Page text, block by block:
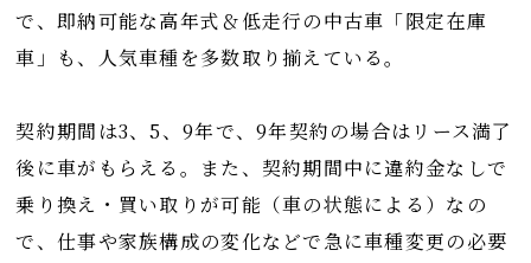
で、即納可能な高年式＆低走行の中古車「限定在庫
車」も、人気車種を多数取り揃えている。
契約期間は3、5、9年で、9年契約の場合はリース満了
後に車がもらえる。また、契約期間中に違約金なしで
乗り換え・買い取りが可能（車の状態による）なの
で、仕事や家族構成の変化などで急に車種変更の必要